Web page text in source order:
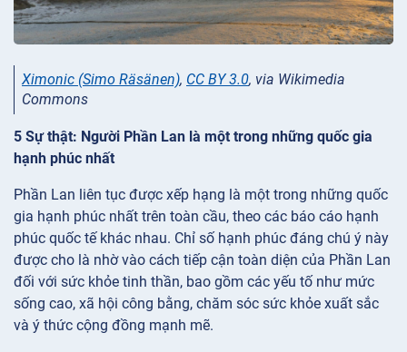
Ximonic (Simo Räsänen), CC BY 3.0, via Wikimedia
Commons
5 Sự thật: Người Phần Lan là một trong những quốc gia
hạnh phúc nhất
Phần Lan liên tục được xếp hạng là một trong những quốc
gia hạnh phúc nhất trên toàn cầu, theo các báo cáo hạnh
phúc quốc tế khác nhau. Chỉ số hạnh phúc đáng chú ý này
được cho là nhờ vào cách tiếp cận toàn diện của Phần Lan
đối với sức khỏe tinh thần, bao gồm các yếu tố như mức
sống cao, xã hội công bằng, chăm sóc sức khỏe xuất sắc
và ý thức cộng đồng mạnh mẽ.